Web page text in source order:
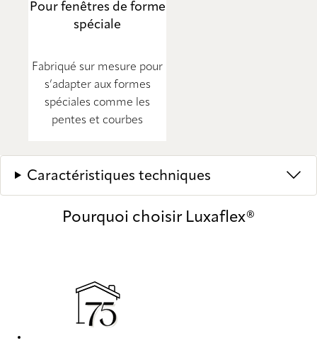
Pour fenêtres de forme
spéciale
Fabriqué sur mesure pour
s’adapter aux formes
spéciales comme les
pentes et courbes
Caractéristiques techniques
Pourquoi choisir Luxaflex®